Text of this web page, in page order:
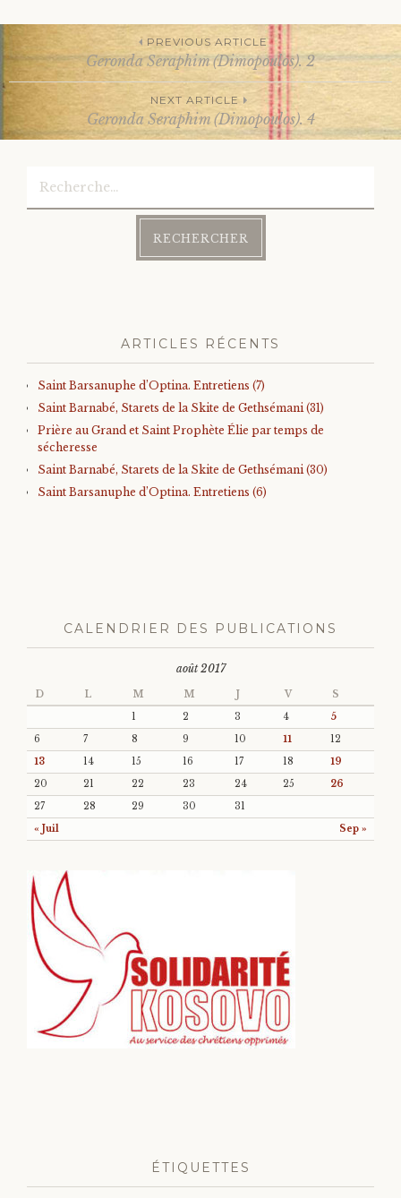
Post
navigation
PREVIOUS ARTICLE
Geronda Seraphim (Dimopoulos). 2
NEXT ARTICLE
Geronda Seraphim (Dimopoulos). 4
ARTICLES RÉCENTS
Saint Barsanuphe d’Optina. Entretiens (7)
Saint Barnabé, Starets de la Skite de Gethsémani (31)
Prière au Grand et Saint Prophète Élie par temps de
sécheresse
Saint Barnabé, Starets de la Skite de Gethsémani (30)
Saint Barsanuphe d’Optina. Entretiens (6)
CALENDRIER DES PUBLICATIONS
août 2017
D L M M J V S
« Juil Sep »
1 2 3 4
5
6
7 8 9 10 11
12
13
14 15 16 17 18
19
20
21 22 23 24 25
26
27
28 29 30 31
ÉTIQUETTES